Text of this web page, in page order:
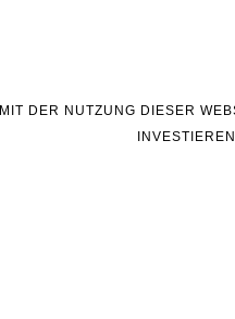
MIT DER NUTZUNG DIESER